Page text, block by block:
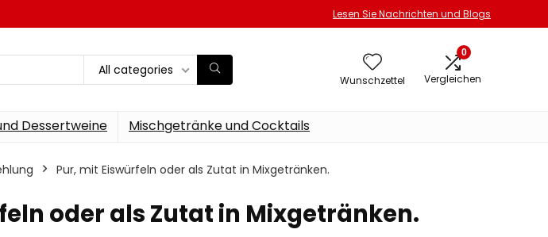
Lesen Sie Nachrichten und Blogs
All categories
Wunschzettel
0
Vergleichen
Dessertweine Mischgetränke und Cocktails
‎Pur, mit Eiswürfeln oder als Zutat in Mixgetränken.
oder als Zutat in Mixgetränken.